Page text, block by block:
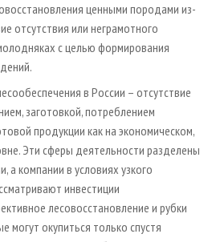
ценными породами из-
отсутствия или неграмотного
с целью формирования
в России – отсутствие
заготовкой, потреблением
продукции как на экономическом,
Эти сферы деятельности разделены
компании в условиях узкого
инвестиции
лесовосстановление и рубки
могут окупиться только спустя